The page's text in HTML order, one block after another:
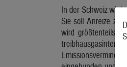
In der Schweiz wird
Sie soll Anreize
wird größtenteils